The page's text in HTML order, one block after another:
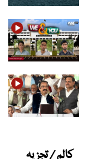
کالم / تجزیہ